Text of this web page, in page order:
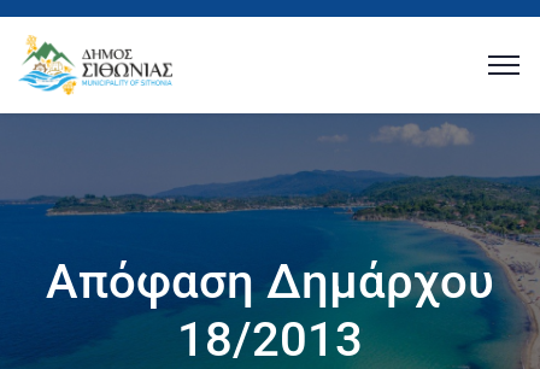
Απόφαση Δημάρχου
18/2013